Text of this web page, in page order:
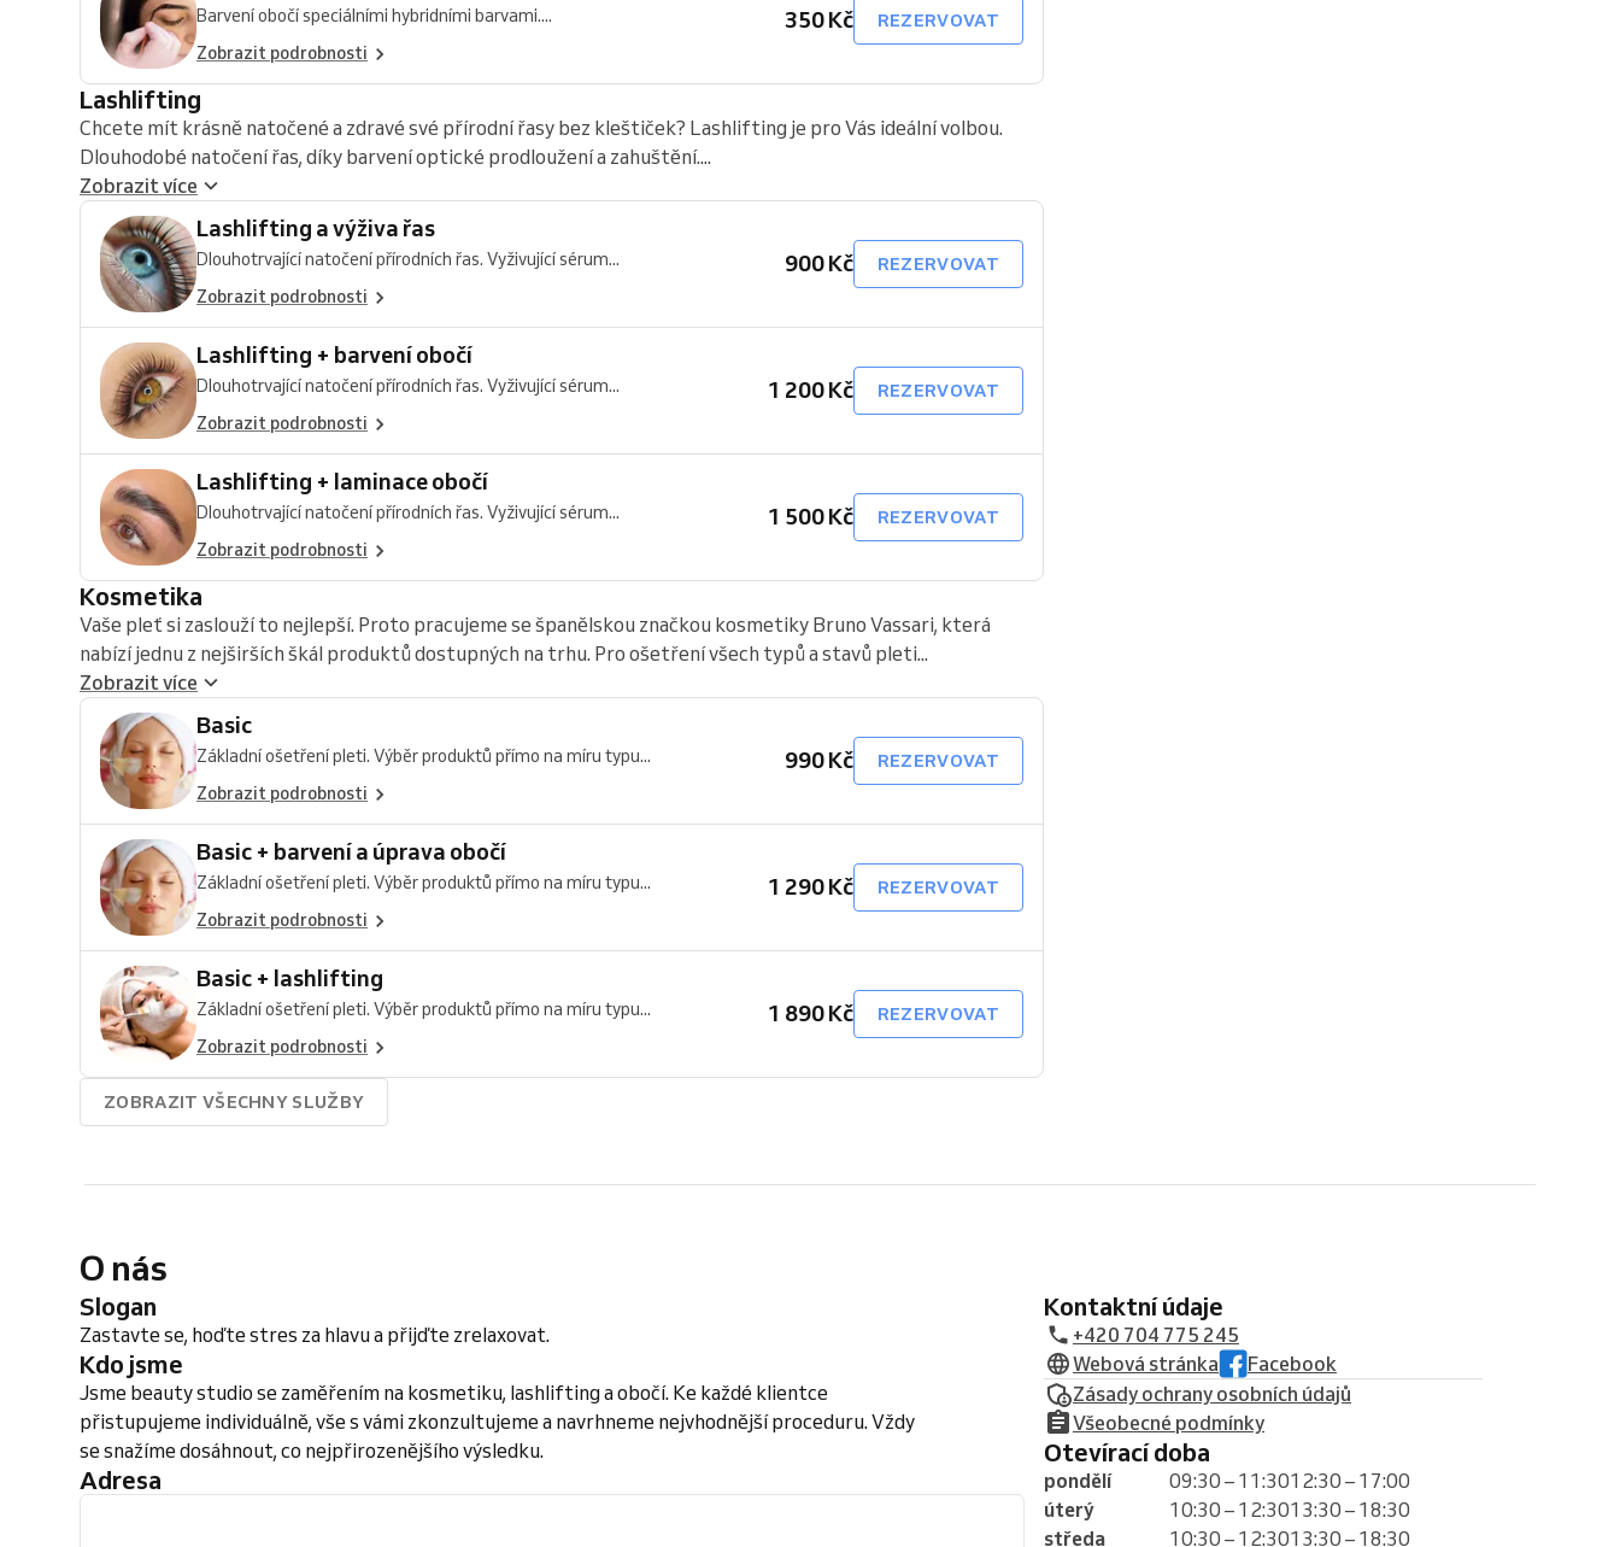
Barvení obočí speciálními hybridními barvami....
Zobrazit podrobnosti
350 Kč REZERVOVAT
Lashlifting
Chcete mít krásně natočené a zdravé své přírodní řasy bez kleštiček? Lashlifting je pro Vás ideální volbou.
Dlouhodobé natočení řas, díky barvení optické prodloužení a zahuštění....
Zobrazit více
Lashlifting a výživa řas
Dlouhotrvající natočení přírodních řas. Vyživující sérum...
Zobrazit podrobnosti
900 Kč REZERVOVAT
Lashlifting + barvení obočí
Dlouhotrvající natočení přírodních řas. Vyživující sérum...
Zobrazit podrobnosti
1 200 Kč REZERVOVAT
Lashlifting + laminace obočí
Dlouhotrvající natočení přírodních řas. Vyživující sérum...
Zobrazit podrobnosti
1 500 Kč REZERVOVAT
Kosmetika
Vaše pleť si zaslouží to nejlepší. Proto pracujeme se španělskou značkou kosmetiky Bruno Vassari, která
nabízí jednu z nejširších škál produktů dostupných na trhu. Pro ošetření všech typů a stavů pleti...
Zobrazit více
Basic
Základní ošetření pleti. Výběr produktů přímo na míru typu...
Zobrazit podrobnosti
990 Kč REZERVOVAT
Basic + barvení a úprava obočí
Základní ošetření pleti. Výběr produktů přímo na míru typu...
Zobrazit podrobnosti
1 290 Kč REZERVOVAT
Basic + lashlifting
Základní ošetření pleti. Výběr produktů přímo na míru typu...
Zobrazit podrobnosti
1 890 Kč REZERVOVAT
ZOBRAZIT VŠECHNY SLUŽBY
O nás
Slogan
Zastavte se, hoďte stres za hlavu a přijďte zrelaxovat.
Kdo jsme
Jsme beauty studio se zaměřením na kosmetiku, lashlifting a obočí. Ke každé klientce
přistupujeme individuálně, vše s vámi zkonzultujeme a navrhneme nejvhodnější proceduru. Vždy
se snažíme dosáhnout, co nejpřirozenějšího výsledku.
Adresa
Kontaktní údaje
+420 704 775 245
Webová stránka
Facebook
Zásady ochrany osobních údajů
Všeobecné podmínky
Otevírací doba
pondělí 09:30 – 11:3012:30 – 17:00
úterý
10:30 – 12:3013:30 – 18:30
středa
10:30 – 12:3013:30 – 18:30